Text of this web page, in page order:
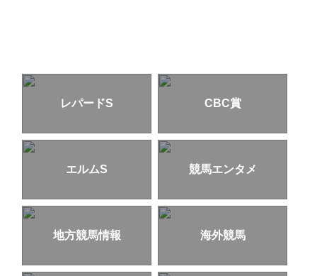
レパードS CBC賞
エルムS 競馬エンタメ
地方競馬情報 海外競馬